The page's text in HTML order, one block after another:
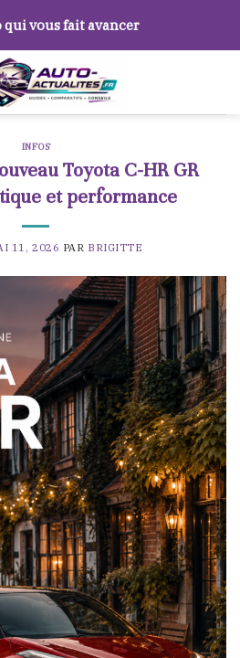
qui vous fait avancer
INFOS
Toyota C-HR GR
et performance
11, 2026 PAR BRIGITTE